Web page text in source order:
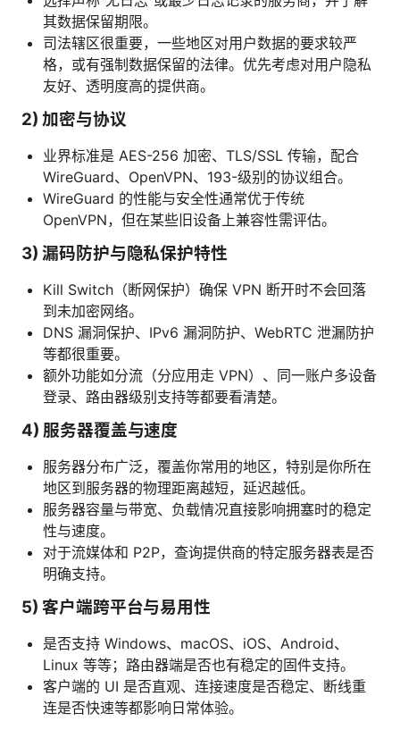
其数据保留期限。
司法辖区很重要，一些地区对用户数据的要求较严
格，或有强制数据保留的法律。优先考虑对用户隐私
友好、透明度高的提供商。
2) 加密与协议
业界标准是 AES-256 加密、TLS/SSL 传输，配合
WireGuard、OpenVPN、193-级别的协议组合。
WireGuard 的性能与安全性通常优于传统
OpenVPN，但在某些旧设备上兼容性需评估。
3) 漏码防护与隐私保护特性
Kill Switch（断网保护）确保 VPN 断开时不会回落
到未加密网络。
DNS 漏洞保护、IPv6 漏洞防护、WebRTC 泄漏防护
等都很重要。
额外功能如分流（分应用走 VPN）、同一账户多设备
登录、路由器级别支持等都要看清楚。
4) 服务器覆盖与速度
服务器分布广泛，覆盖你常用的地区，特别是你所在
地区到服务器的物理距离越短，延迟越低。
服务器容量与带宽、负载情况直接影响拥塞时的稳定
性与速度。
对于流媒体和 P2P，查询提供商的特定服务器表是否
明确支持。
5) 客户端跨平台与易用性
是否支持 Windows、macOS、iOS、Android、
Linux 等等；路由器端是否也有稳定的固件支持。
客户端的 UI 是否直观、连接速度是否稳定、断线重
连是否快速等都影响日常体验。